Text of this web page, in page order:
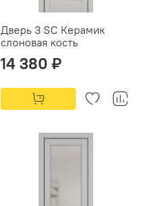
Дверь 3 SC Керамик
слоновая кость
14 380 ₽